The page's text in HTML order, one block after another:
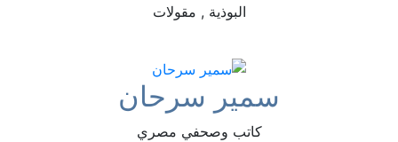
البوذية , مقولات
سمير سرحان
كاتب وصحفي مصري